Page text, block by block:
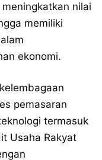
nilai
memiliki
ekonomi.
pemasaran
termasuk
Usaha Rakyat